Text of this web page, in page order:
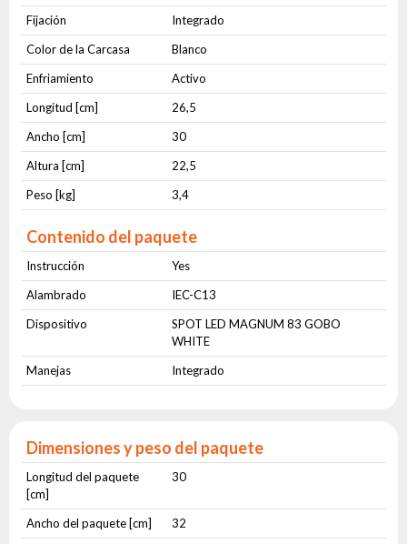
Fijación
Integrado
Color de la Carcasa
Blanco
Enfriamiento
Activo
Longitud [cm]
26,5
Ancho [cm]
30
Altura [cm]
22,5
Peso [kg]
3,4
Contenido del paquete
Instrucción
Yes
Alambrado
IEC-C13
Dispositivo
SPOT LED MAGNUM 83 GOBO
WHITE
Manejas
Integrado
Dimensiones y peso del paquete
Longitud del paquete
[cm]
30
Ancho del paquete [cm]
32